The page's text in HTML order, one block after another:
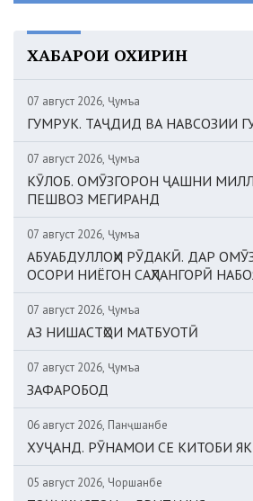
ХАБАРҲОИ ОХИРИН
07 август 2026, Ҷумъа
ГУМРУК. ТАҶДИД ВА НАВСОЗИИ
07 август 2026, Ҷумъа
КӮЛОБ. ОМӮЗГОРОН ҶАШНИ
ПЕШВОЗ МЕГИРАНД
07 август 2026, Ҷумъа
АБУАБДУЛЛОҲИ РӮДАКӢ. ДАР
ОСОРИ НИЁГОН САҲЛАНГОРӢ
07 август 2026, Ҷумъа
АЗ НИШАСТҲОИ МАТБУОТӢ
07 август 2026, Ҷумъа
ЗАФАРОБОД
06 август 2026, Панҷшанбе
ХУҶАНД. РӮНАМОИ СЕ КИТОБИ
05 август 2026, Чоршанбе